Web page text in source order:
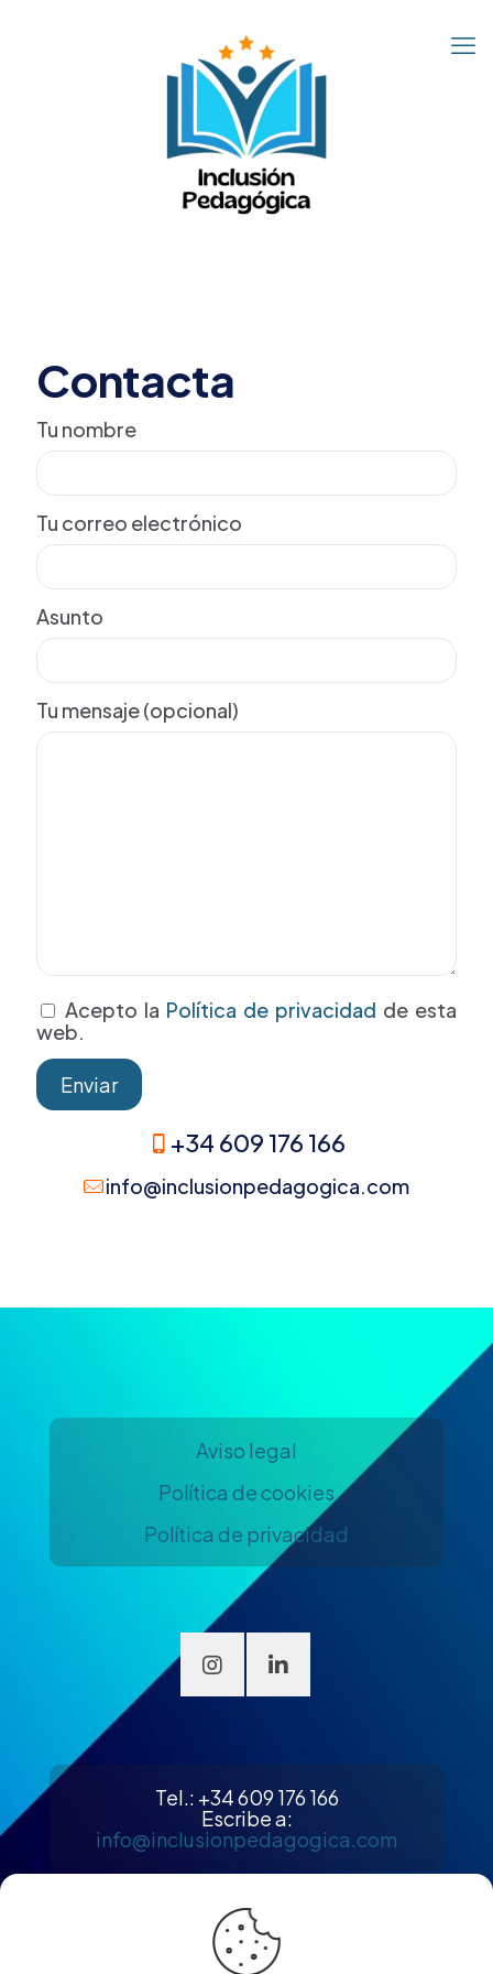
Contacta
Tu nombre
Tu correo electrónico
Asunto
Tu mensaje (opcional)
Acepto la Política de privacidad de esta
web.
+34 609 176 166
info@inclusionpedagogica.com
Aviso legal
Política de cookies
Política de privacidad
Tel.: +34 609 176 166
Escribe a:
info@inclusionpedagogica.com